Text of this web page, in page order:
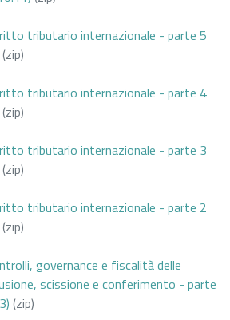
tributario internazionale - parte 5
(zip)
tributario internazionale - parte 4
(zip)
tributario internazionale - parte 3
(zip)
tributario internazionale - parte 2
(zip)
governance e fiscalità delle
scissione e conferimento - parte
(zip)